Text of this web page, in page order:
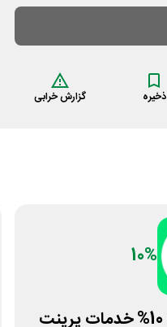
ذخیره گزارش خرابی
10%
کد تخفیف 10% خدمات پرینت